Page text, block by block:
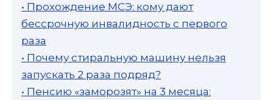
• Прохождение МСЭ: кому дают
бессрочную инвалидность с первого
раза
• Почему стиральную машину нельзя
запускать 2 раза подряд?
• Пенсию «заморозят» на 3 месяца: